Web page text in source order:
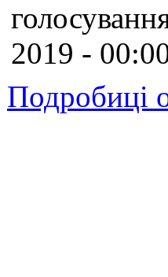
2019 -
Подробиці